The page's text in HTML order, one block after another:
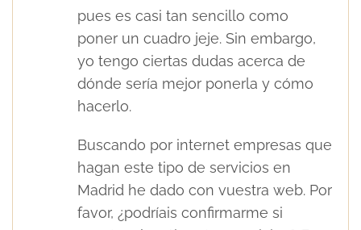
Seguridad física y control de accesos:
el pilar de la prevención contra el robo
en España
pues es casi tan sencillo como
poner un cuadro jeje. Sin embargo,
yo tengo ciertas dudas acerca de
dónde sería mejor ponerla y cómo
hacerlo.
Buscando por internet empresas que
hagan este tipo de servicios en
Madrid he dado con vuestra web. Por
favor, ¿podríais confirmarme si